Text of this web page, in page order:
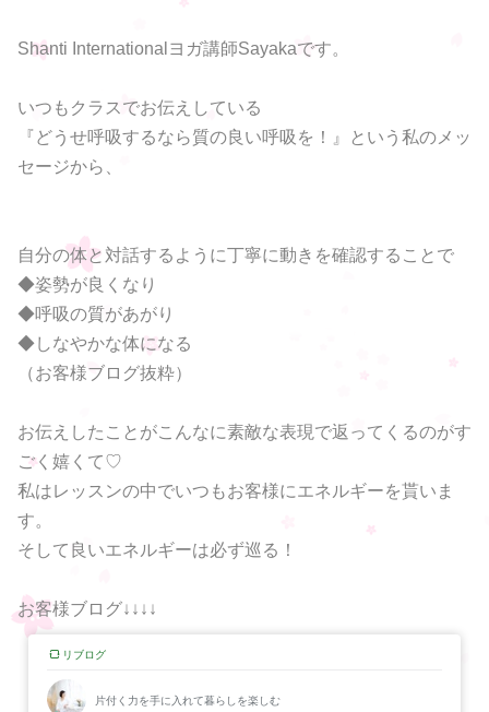
Shanti Internationalヨガ講師Sayakaです。
いつもクラスでお伝えしている
『どうせ呼吸するなら質の良い呼吸を！』という私のメッ
セージから、
自分の体と対話するように丁寧に動きを確認することで
◆姿勢が良くなり
◆呼吸の質があがり
◆しなやかな体になる
（お客様ブログ抜粋）
お伝えしたことがこんなに素敵な表現で返ってくるのがす
ごく嬉くて♡
私はレッスンの中でいつもお客様にエネルギーを貰いま
す。
そして良いエネルギーは必ず巡る！
お客様ブログ↓↓↓↓